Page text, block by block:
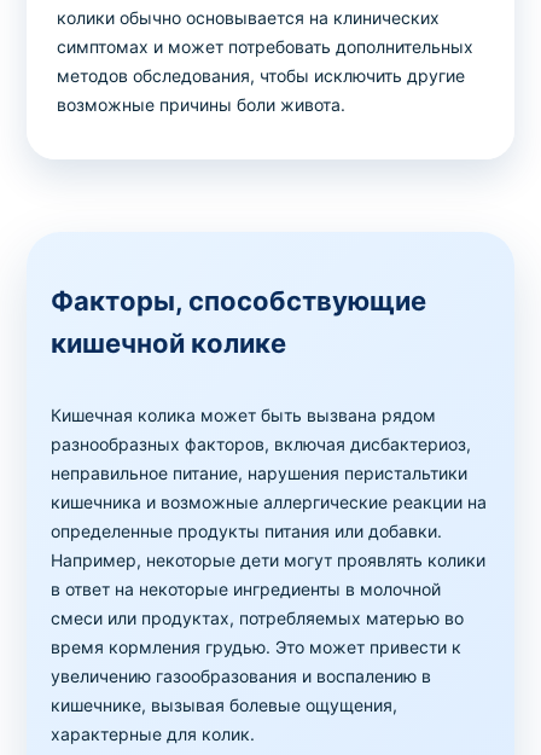
колики обычно основывается на клинических
симптомах и может потребовать дополнительных
методов обследования, чтобы исключить другие
возможные причины боли живота.
Факторы, способствующие
кишечной колике
Кишечная колика может быть вызвана рядом
разнообразных факторов, включая дисбактериоз,
неправильное питание, нарушения перистальтики
кишечника и возможные аллергические реакции на
определенные продукты питания или добавки.
Например, некоторые дети могут проявлять колики
в ответ на некоторые ингредиенты в молочной
смеси или продуктах, потребляемых матерью во
время кормления грудью. Это может привести к
увеличению газообразования и воспалению в
кишечнике, вызывая болевые ощущения,
характерные для колик.